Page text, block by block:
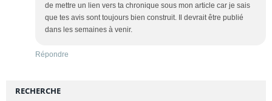
de mettre un lien vers ta chronique sous mon article car je sais
que tes avis sont toujours bien construit. Il devrait être publié
dans les semaines à venir.
Répondre
RECHERCHE